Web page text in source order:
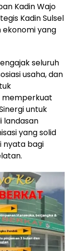
Kadin Wajo
Kadin Sulsel
yang
seluruh
usaha, dan
memperkuat
untuk
landasan
yang solid
nyata bagi